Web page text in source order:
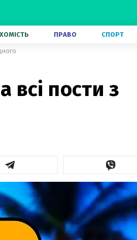
ПРАВО СПОРТ
всі пости з